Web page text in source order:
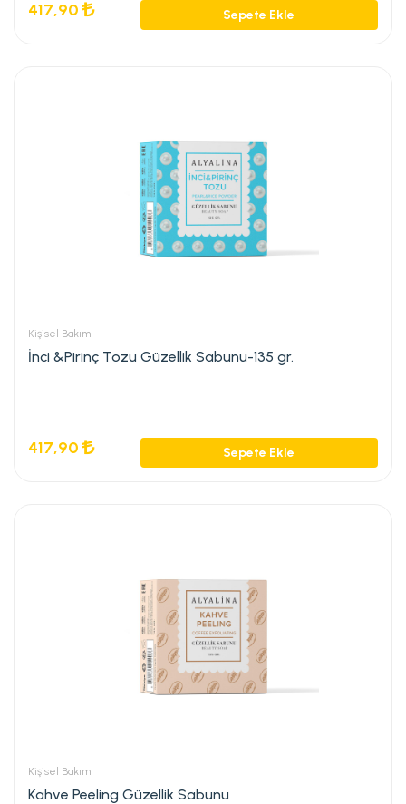
417,90 Sepete Ekle
Kişisel Bakım
İnci &Pirinç Tozu Güzellik Sabunu-135 gr.
417,90 Sepete Ekle
Kişisel Bakım
Kahve Peeling Güzellik Sabunu